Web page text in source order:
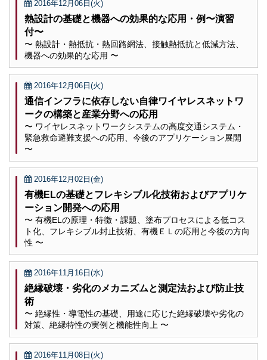
2016年12月06日(火)
熱設計の基礎と機器への効果的な応用・例〜演習
付〜
〜 熱設計・熱抵抗・熱回路網法、接触熱抵抗と低減方法、
機器への効果的な応用 〜
2016年12月06日(火)
通信インフラに依存しない自律ワイヤレスネットワ
ークの構築と産業分野への応用
〜 ワイヤレスネットワークシステムの高度交通システム・
緊急救命避難支援への応用、今後のアプリケーション展開
〜
2016年12月02日(金)
有機ELの基礎とフレキシブル化技術およびアプリケ
ーション開発への応用
〜 有機ELの原理・特徴・課題、塗布プロセスによる低コス
ト化、フレキシブル封止技術、有機ＥＬの応用と今後の方向
性 〜
2016年11月16日(水)
絶縁破壊・劣化のメカニズムと測定法および防止技
術
〜 絶縁性・導電性の基礎、用途に応じた絶縁破壊や劣化の
対策、絶縁特性の実例と機能性向上 〜
2016年11月08日(火)